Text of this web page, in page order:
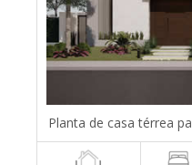
Planta de casa térrea